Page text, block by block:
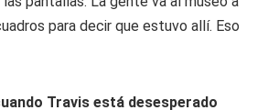
para decir que estuvo allí. Eso
Travis está desesperado